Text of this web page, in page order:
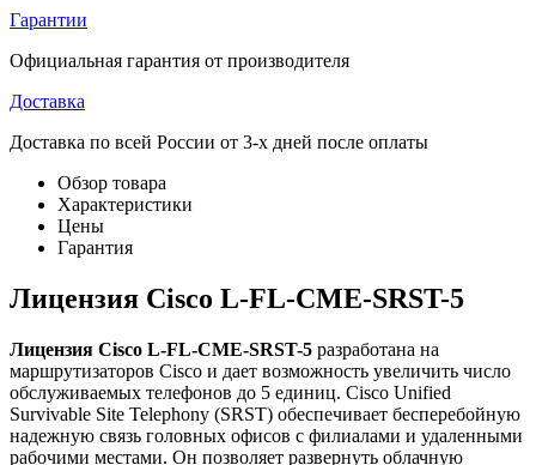
Гарантии
Официальная гарантия от производителя
Доставка
Доставка по всей России от 3-х дней после оплаты
Обзор товара
Характеристики
Цены
Гарантия
Лицензия Cisco L-FL-CME-SRST-5
Лицензия Cisco L-FL-CME-SRST-5 разработана на
маршрутизаторов Cisco и дает возможность увеличить число
обслуживаемых телефонов до 5 единиц. Cisco Unified
Survivable Site Telephony (SRST) обеспечивает бесперебойную
надежную связь головных офисов с филиалами и удаленными
рабочими местами. Он позволяет развернуть облачную